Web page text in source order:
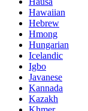
Hawaiian
Hebrew
Hmong
Hungarian
Icelandic
Igbo
Javanese
Kannada
Kazakh